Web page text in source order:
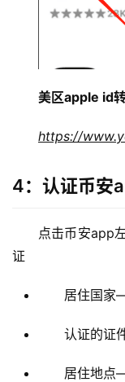
币
圈
情
析
美区apple id
https://
4：认证币安
点击币安app
证
居住国家
认证的证
居住地点